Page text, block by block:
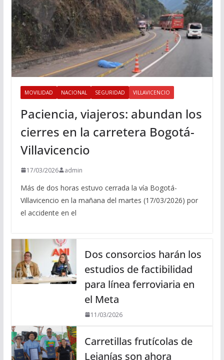
MOVILIDAD NACIONAL SEGURIDAD VILLAVICENCIO
Paciencia, viajeros: abundan los
cierres en la carretera Bogotá-
Villavicencio
17/03/2026 admin
Más de dos horas estuvo cerrada la vía Bogotá-
Villavicencio en la mañana del martes (17/03/2026) por
el accidente en el
Dos consorcios harán los
estudios de factibilidad
para línea ferroviaria en
el Meta
11/03/2026
Carretillas frutícolas de
Lejanías son ahora